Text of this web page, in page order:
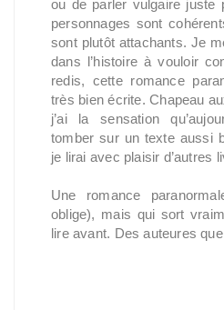
ou de parler vulgaire juste
personnages sont
sont plutôt attachants. Je
dans l’histoire à vouloir
redis, cette romance
très bien écrite. Chapeau
j’ai la sensation
tomber sur un texte aussi
je lirai avec plaisir d’autres
Une romance
oblige), mais qui sort
lire avant. Des auteures